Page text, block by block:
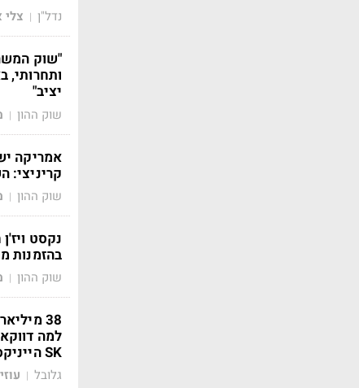
נדל"ן | צלי
"שוק
ותחרותי,
יציב"
שוק ההון |
קריניצי:
שוק ההון |
בהזמנות
שוק ההון |
38
למה
SK הייניקס
גלובל |